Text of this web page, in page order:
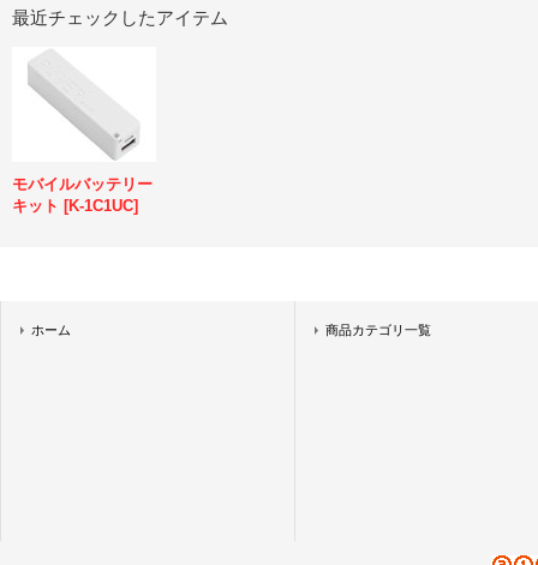
最近チェックしたアイテム
モバイルバッテリー
キット [K-1C1UC]
ホーム 商品カテゴリ一覧